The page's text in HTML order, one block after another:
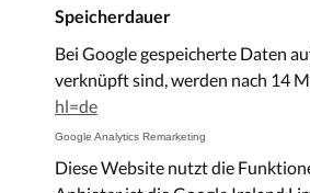
Speicherdauer
Bei Google gespeicherte Daten
verknüpft sind, werden nach 14
hl=de
Google Analytics Remarketing
Diese Website nutzt die